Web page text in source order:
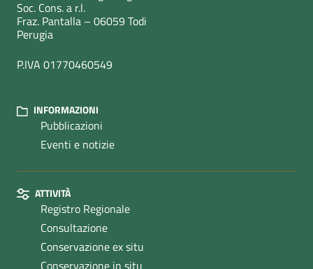
Soc. Cons. a r.l.
Fraz. Pantalla – 06059 Todi
Perugia
P.IVA 01770460549
INFORMAZIONI
Pubblicazioni
Eventi e notizie
ATTIVITÀ
Registro Regionale
Consultazione
Conservazione ex situ
Conservazione in situ